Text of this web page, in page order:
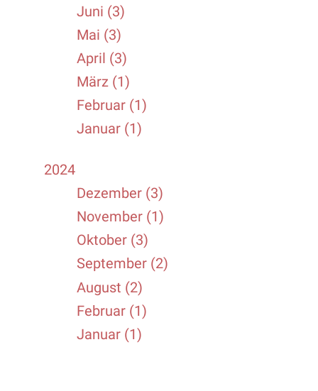
Juni (3)
Mai (3)
April (3)
März (1)
Februar (1)
Januar (1)
2024
Dezember (3)
November (1)
Oktober (3)
September (2)
August (2)
Februar (1)
Januar (1)